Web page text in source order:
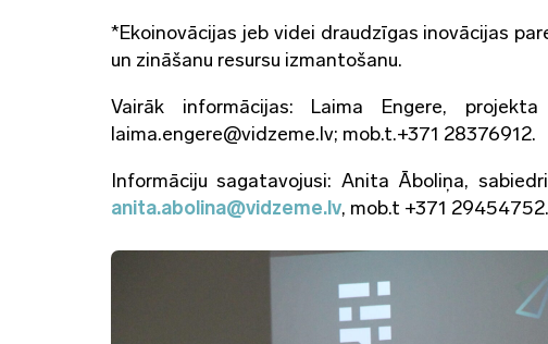
*Ekoinovācijas jeb videi draudzīgas inovācijas
un zināšanu resursu izmantošanu.
Vairāk informācijas: Laima Engere,
laima.engere@vidzeme.lv; mob.t.+371 28376912.
Informāciju sagatavojusi: Anita Āboliņa,
anita.abolina@vidzeme.lv, mob.t +371 29454752.